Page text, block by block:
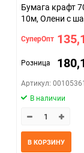
Бумага крафт
10м, Олени с
СуперОпт
Розница
Артикул:
В наличии
В КОРЗИНУ